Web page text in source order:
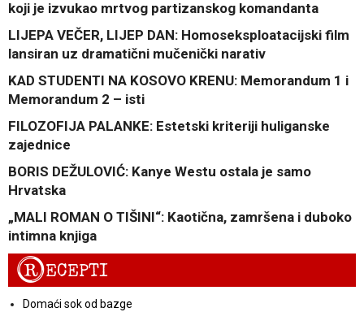
koji je izvukao mrtvog partizanskog komandanta
LIJEPA VEČER, LIJEP DAN: Homoseksploatacijski film
lansiran uz dramatični mučenički narativ
KAD STUDENTI NA KOSOVO KRENU: Memorandum 1 i
Memorandum 2 – isti
FILOZOFIJA PALANKE: Estetski kriteriji huliganske
zajednice
BORIS DEŽULOVIĆ: Kanye Westu ostala je samo
Hrvatska
„MALI ROMAN O TIŠINI“: Kaotična, zamršena i duboko
intimna knjiga
RECEPTI
Domaći sok od bazge